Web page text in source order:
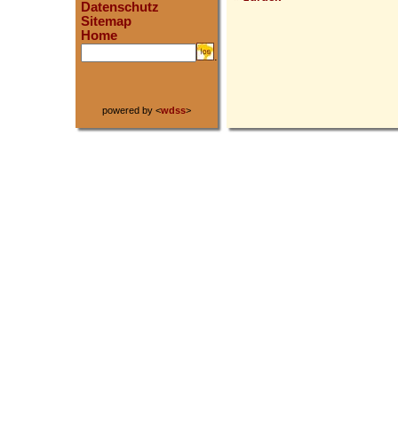
Datenschutz
Sitemap
Home
.
powered by <wdss>